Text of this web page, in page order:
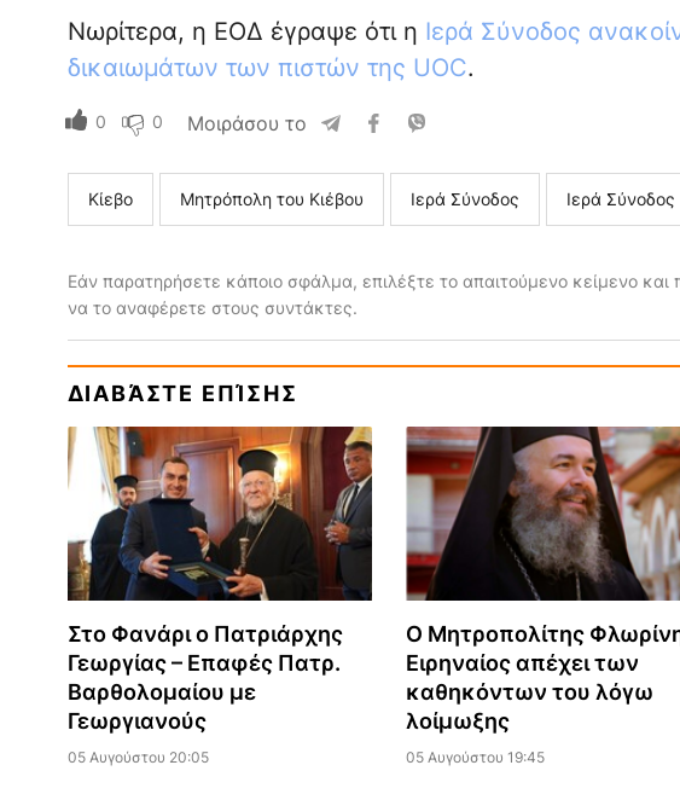
Νωρίτερα, η ΕΟΔ έγραψε ότι η Ιερά Σύνοδος
δικαιωμάτων των πιστών της UOC.
0 0 Μοιράσου το
Κίεβο Μητρόπολη του Κιέβου Ιερά Σύνοδος Ιερά Σύνοδος
Εάν παρατηρήσετε κάποιο σφάλμα, επιλέξτε το απαιτούμενο κείμενο και
να το αναφέρετε στους συντάκτες.
ΔΙΑΒΆΣΤΕ ΕΠΊΣΗΣ
Στο Φανάρι ο Πατριάρχης
Γεωργίας – Επαφές Πατρ.
Βαρθολομαίου με
Γεωργιανούς
05 Αυγούστου 20:05
Ο Μητροπολίτης
Ειρηναίος απέχει των
καθηκόντων του λόγω
λοίμωξης
05 Αυγούστου 19:45